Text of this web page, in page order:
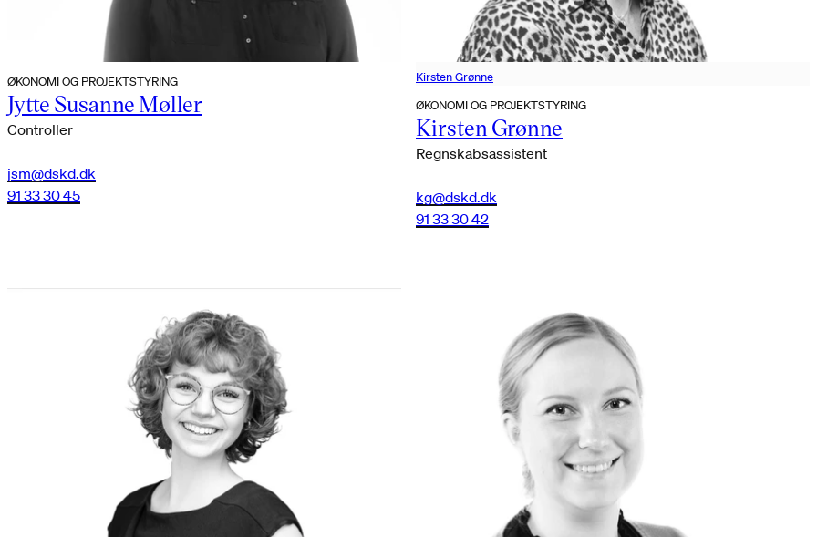
ØKONOMI OG PROJEKTSTYRING
Jytte Susanne Møller
Controller
jsm@dskd.dk
91 33 30 45
Kirsten Grønne
ØKONOMI OG PROJEKTSTYRING
Kirsten Grønne
Regnskabsassistent
kg@dskd.dk
91 33 30 42